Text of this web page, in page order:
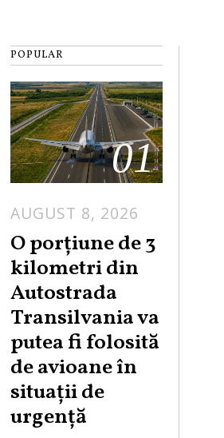
POPULAR
01
AUGUST 8, 2026
U
G
T
8
O porțiune de 3
kilometri din
Autostrada
Transilvania va
putea fi folosită
de avioane în
situații de
urgență